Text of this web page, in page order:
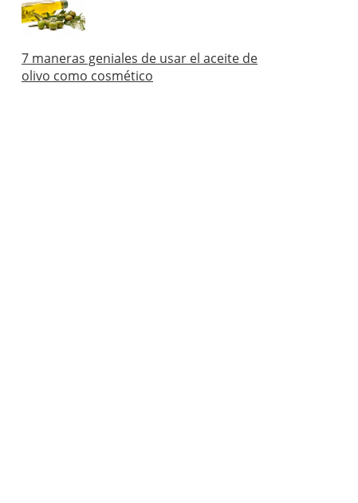
7 maneras geniales de usar el aceite de
olivo como cosmético